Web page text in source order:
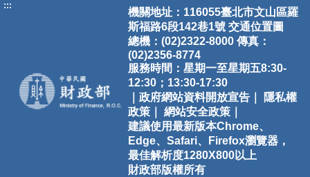
:::
機關地址：116055臺北市文山區羅
斯福路6段142巷1號 交通位置圖
總機：(02)2322-8000 傳真：
(02)2356-8774
服務時間：星期一至星期五8:30-
12:30；13:30-17:30
｜政府網站資料開放宣告｜
隱私權
政策｜
網站安全政策｜
建議使用最新版本Chrome、
Edge、Safari、Firefox瀏覽器，
最佳解析度1280X800以上
財政部版權所有